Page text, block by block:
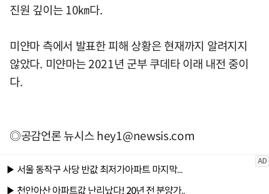
진원 깊이는 10㎞다.
미얀마 측에서 발표한 피해 상황은 현재까지 알려지지
않았다. 미얀마는 2021년 군부 쿠데타 이래 내전 중이
다.
◎공감언론 뉴시스hey1@newsis.com